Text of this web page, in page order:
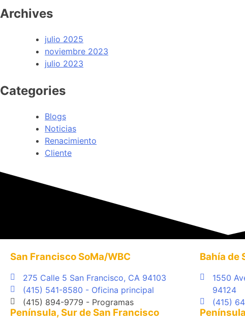
Archives
julio 2025
noviembre 2023
julio 2023
Categories
Blogs
Noticias
Renacimiento
Cliente
San Francisco SoMa/WBC
275 Calle 5 San Francisco, CA 94103
(415) 541-8580 - Oficina principal
(415) 894-9779 - Programas
Península, Sur de San Francisco
Bahía de
1550
94124
(415)